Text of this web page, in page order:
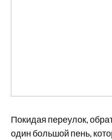
Покидая переулок,
один большой пень,